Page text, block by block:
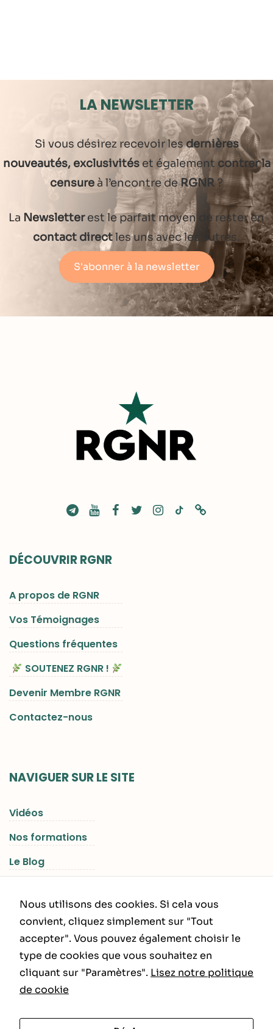
LA NEWSLETTER
Si vous désirez recevoir lesdernières
nouveautés, exclusivitéset également contrer la
censureà l’encontre deRGNR?
La Newsletterest le parfait moyen de rester en
contact directles uns avec les autres.
S'abonner à la newsletter
DÉCOUVRIR RGNR
A propos de RGNR
Vos Témoignages
Questions fréquentes
SOUTENEZ RGNR !
Devenir Membre RGNR
Contactez-nous
NAVIGUER SUR LE SITE
Vidéos
Nos formations
Le Blog
INFORMATIONS LÉGALES
Politique de Confidentialité
Nous utilisons des cookies. Si cela vous
convient, cliquez simplement sur "Tout
accepter". Vous pouvez également choisir le
type de cookies que vous souhaitez en
cliquant sur "Paramètres". Lisez notre politique
de cookie